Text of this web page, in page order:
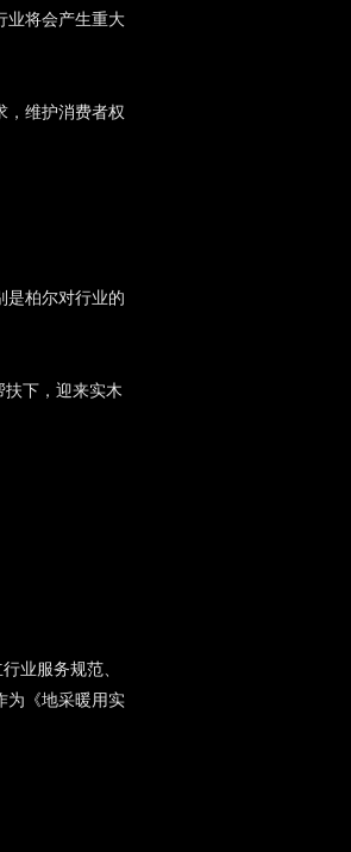
业将会产生重大
，维护消费者权
是柏尔对行业的
下，迎来实木
业服务规范、
为《地采暖用实